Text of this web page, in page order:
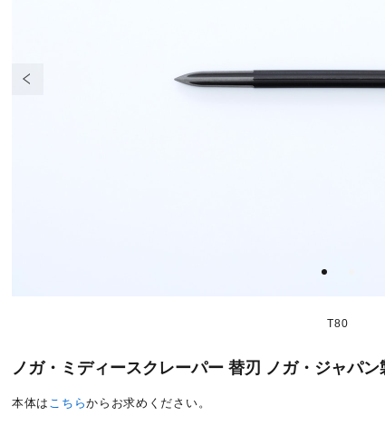
T80
ノガ・ミディースクレーパー 替刃 ノガ・ジャパン
本体は こちらからお求めください。